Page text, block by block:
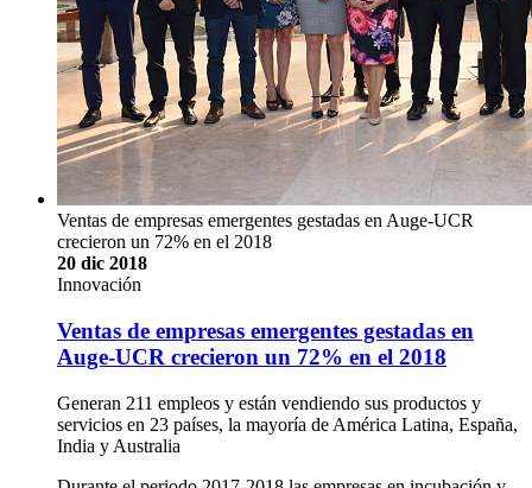
Ventas de empresas emergentes gestadas en Auge-UCR
crecieron un 72% en el 2018
20 dic 2018
Innovación
Ventas de empresas emergentes gestadas en
Auge-UCR crecieron un 72% en el 2018
Generan 211 empleos y están vendiendo sus productos y
servicios en 23 países, la mayoría de América Latina, España,
India y Australia